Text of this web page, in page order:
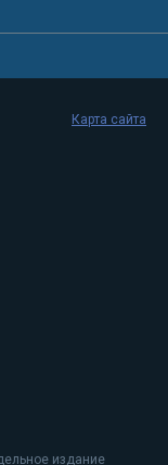
издание
Карта сайта